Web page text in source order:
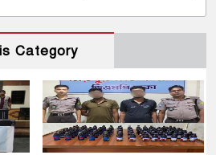
Category